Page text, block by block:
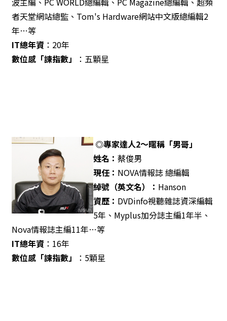
者天堂網站總監、Tom's Hardware網站中文版總編輯2
年…等
IT總年資：20年
數位感「諫指數」
：五顆星
◎專家達人2～暱稱「男哥」
姓名： 蔡俊男
現任： NOVA情報誌 總編輯
綽號（英文名）： Hanson
資歷： DVDinfo視聽雜誌資深編輯
5年、Myplus加分誌主編1年半、
Nova情報誌主編11年…等
IT總年資：16年
數位感「諫指數」
：5顆星